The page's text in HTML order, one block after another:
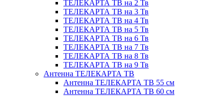
ТЕЛЕКАРТА ТВ на 2 Тв
ТЕЛЕКАРТА ТВ на 3 Тв
ТЕЛЕКАРТА ТВ на 4 Тв
ТЕЛЕКАРТА ТВ на 5 Тв
ТЕЛЕКАРТА ТВ на 6 Тв
ТЕЛЕКАРТА ТВ на 7 Тв
ТЕЛЕКАРТА ТВ на 8 Тв
ТЕЛЕКАРТА ТВ на 9 Тв
Антенна ТЕЛЕКАРТА ТВ
Антенна ТЕЛЕКАРТА ТВ 55 см
Антенна ТЕЛЕКАРТА ТВ 60 см